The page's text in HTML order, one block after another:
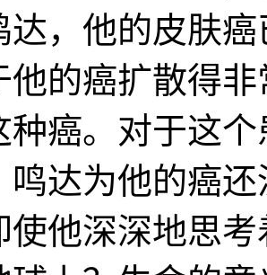
达，他的皮肤
他的癌扩散得
种癌。对于这
鸣达为他的癌
使他深深地思